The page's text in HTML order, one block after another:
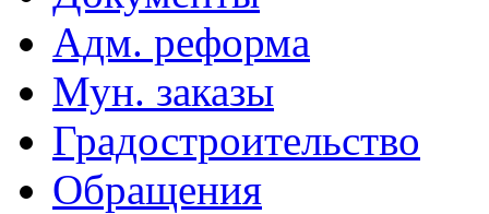
Адм. реформа
Мун. заказы
Градостроительство
Обращения